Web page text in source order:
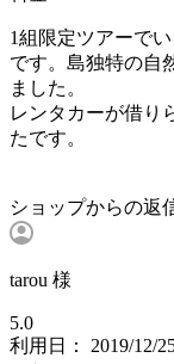
1組限定ツアーで
です。島独特の自
ました。
レンタカーが借り
たです。
ショップからの返
tarou 様
5.0
利用日： 2019/12/